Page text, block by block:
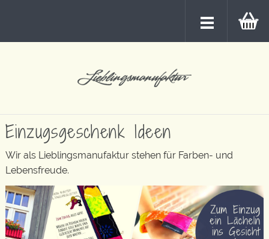
Einzugsgeschenk Ideen
Wir als Lieblingsmanufaktur stehen für Farben- und
Lebensfreude.